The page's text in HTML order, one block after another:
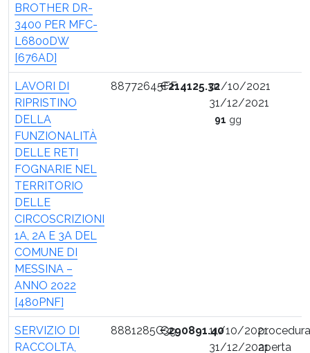
BROTHER DR-
3400 PER MFC-
L6800DW
[676AD]
LAVORI DI
RIPRISTINO
DELLA
FUNZIONALITÀ
DELLE RETI
FOGNARIE NEL
TERRITORIO
DELLE
CIRCOSCRIZIONI
1A, 2A E 3A DEL
COMUNE DI
MESSINA –
ANNO 2022
[480PNF]
88772645FF
€214125.3201/10/2021
31/12/2021
91 gg
SERVIZIO DI
RACCOLTA,
8881285C39
€290891.4011/10/2021
31/12/2021
procedura
aperta